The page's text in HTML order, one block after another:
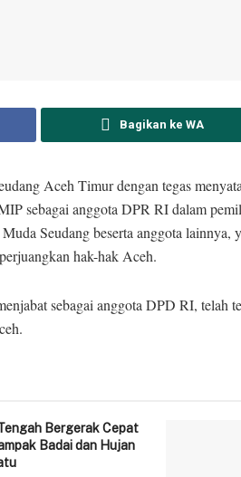
Bagikan ke WA
Aceh Timur dengan tegas
sebagai anggota DPR RI dalam
Seudang beserta anggota lainnya,
hak-hak Aceh.
sebagai anggota DPD RI, telah
Bergerak Cepat
Badai dan Hujan